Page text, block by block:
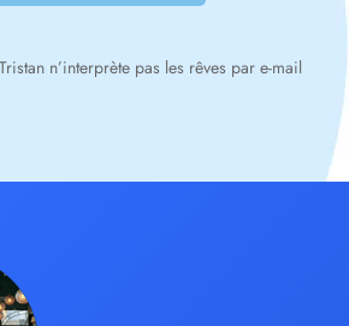
n’interprète pas les rêves par e-mail